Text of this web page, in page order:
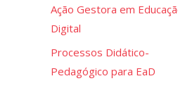
Ação Gestora em
Digital
Processos Didático-
Pedagógico para EaD